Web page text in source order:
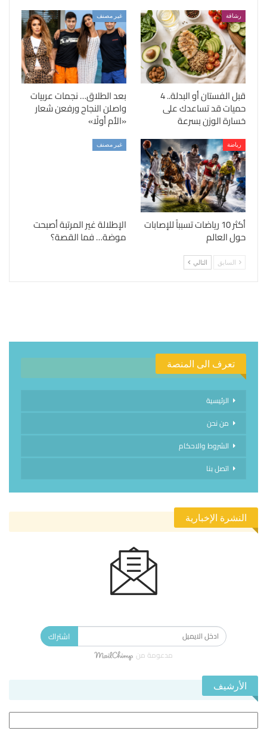
رشاقة
قبل الفستان أو البدلة.. 4
حميات قد تساعدك على
خسارة الوزن بسرعة
غير مصنف
بعد الطلاق… نجمات عربيات
واصلن النجاح ورفعن شعار
«الأم أولًا»
رياضة
أكثر 10 رياضات تسبباً للإصابات
حول العالم
غير مصنف
الإطلالة غير المرتبة أصبحت
موضة… فما القصة؟
السابق التالي
تعرف الى المنصة
الرئيسية
من نحن
الشروط والاحكام
اتصل بنا
النشرة الإخبارية
اشتراك
مدعومة من
الأرشيف